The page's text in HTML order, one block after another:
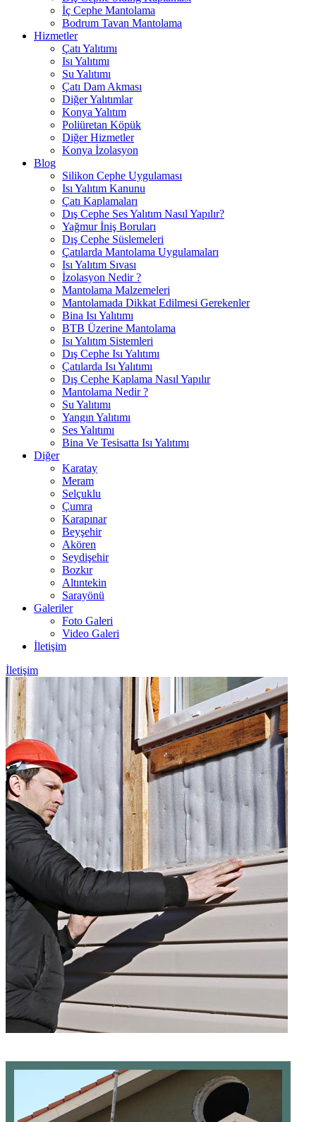
İç Cephe Mantolama
Bodrum Tavan Mantolama
Hizmetler
Çatı Yalıtımı
Isı Yalıtımı
Su Yalıtımı
Çatı Dam Akması
Diğer Yalıtımlar
Konya Yalıtım
Poliüretan Köpük
Diğer Hizmetler
Konya İzolasyon
Blog
Silikon Cephe Uygulaması
Isı Yalıtım Kanunu
Çatı Kaplamaları
Dış Cephe Ses Yalıtım Nasıl Yapılır?
Yağmur İniş Boruları
Dış Cephe Süslemeleri
Çatılarda Mantolama Uygulamaları
Isı Yalıtım Sıvası
İzolasyon Nedir ?
Mantolama Malzemeleri
Mantolamada Dikkat Edilmesi Gerekenler
Bina Isı Yalıtımı
BTB Üzerine Mantolama
Isı Yalıtım Sistemleri
Dış Cephe Isı Yalıtımı
Çatılarda Isı Yalıtımı
Dış Cephe Kaplama Nasıl Yapılır
Mantolama Nedir ?
Su Yalıtımı
Yangın Yalıtımı
Ses Yalıtımı
Bina Ve Tesisatta Isı Yalıtımı
Diğer
Karatay
Meram
Selçuklu
Çumra
Karapınar
Beyşehir
Akören
Seydişehir
Bozkır
Altıntekin
Sarayönü
Galeriler
Foto Galeri
Video Galeri
İletişim
İletişim